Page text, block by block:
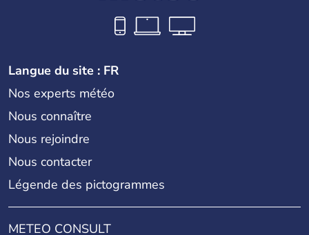
Langue du site : FR
Nos experts météo
Nous connaître
Nous rejoindre
Nous contacter
Légende des pictogrammes
METEO CONSULT